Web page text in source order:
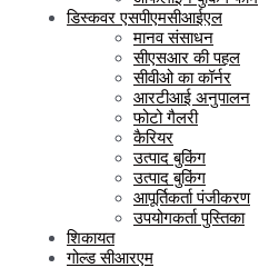
डिस्कवर एसपीएमसीआईएल
मानव संसाधन
सीएसआर की पहल
सीवीओ का कॉर्नर
आरटीआई अनुपालन
फोटो गैलरी
कैरियर
उत्पाद बुकिंग
उत्पाद बुकिंग
आपूर्तिकर्ता पंजीकरण
उपयोगकर्ता पुस्तिका
शिकायत
गोल्ड सीआरएम